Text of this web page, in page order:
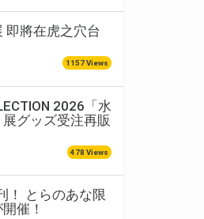
即將在虎之穴台
1157 Views
2026「水
グッズ受注再販
478 Views
！ とらのあな限
催！